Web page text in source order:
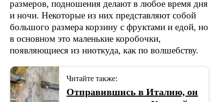
размеров, подношения делают в любое время дня
и ночи. Некоторые из них представляют собой
большого размера корзину с фруктами и едой, но
в основном это маленькие коробочки,
появляющиеся из ниоткуда, как по волшебству.
Читайте также:
Отправившись в Италию, он